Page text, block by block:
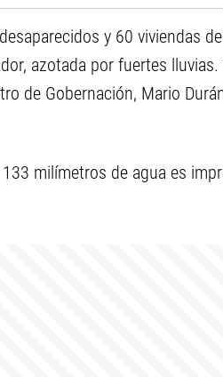
y 60 viviendas
azotada por fuertes lluvias.
de Gobernación, Mario
milímetros de agua es